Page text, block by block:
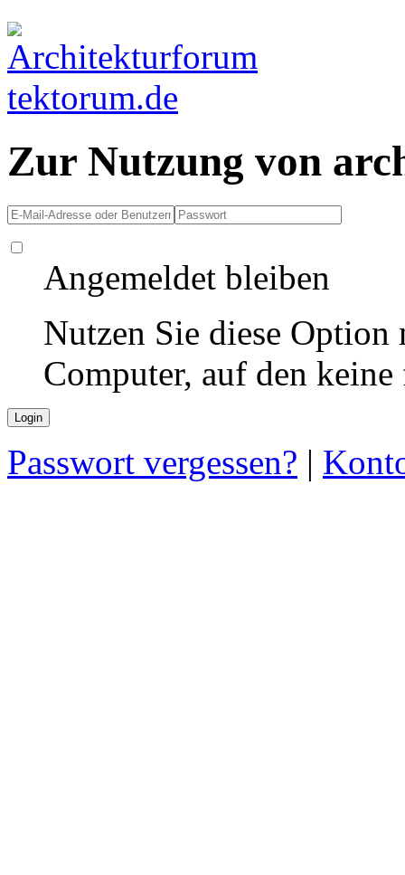
Zur Nutzung von
Angemeldet bleiben
Nutzen Sie diese
Computer, auf den
Passwort vergessen? |